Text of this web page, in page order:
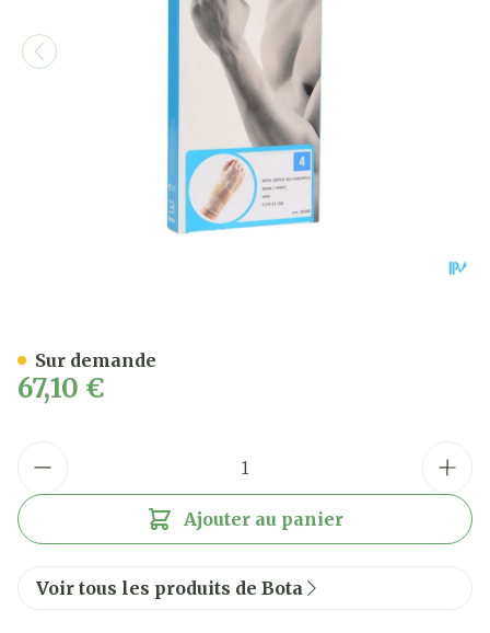
67,10 €
Ajouter au panier
Sur demande
Voir tous les produits de Bota